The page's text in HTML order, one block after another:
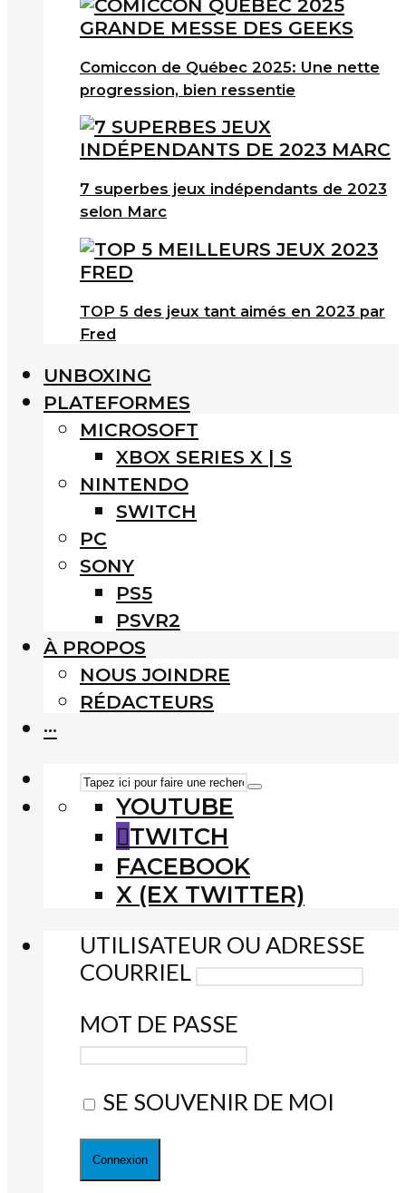
Comiccon de Québec 2025: Une nette
progression, bien ressentie
7 superbes jeux indépendants de 2023
selon Marc
TOP 5 des jeux tant aimés en 2023 par
Fred
UNBOXING
PLATEFORMES
MICROSOFT
XBOX SERIES X | S
NINTENDO
SWITCH
PC
SONY
PS5
PSVR2
À PROPOS
NOUS JOINDRE
RÉDACTEURS
···
YOUTUBE
TWITCH
FACEBOOK
X (EX TWITTER)
UTILISATEUR OU ADRESSE
COURRIEL
MOT DE PASSE
SE SOUVENIR DE MOI